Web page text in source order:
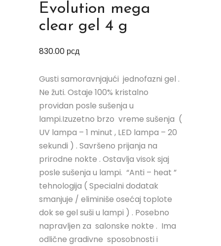
Evolution mega
clear gel 4 g
830.00 рсд
Gusti samoravnjajući jednofazni gel .
Ne žuti. Ostaje 100% kristalno
providan posle sušenja u
lampi.Izuzetno brzo vreme sušenja (
UV lampa – 1 minut , LED lampa – 20
sekundi ) . Savršeno prijanja na
prirodne nokte . Ostavlja visok sjaj
posle sušenja u lampi. “Anti – heat ”
tehnologija ( Specialni dodatak
smanjuje / eliminiše osećaj toplote
dok se gel suši u lampi ) . Posebno
napravljen za salonske nokte . Ima
odlične gradivne sposobnosti i